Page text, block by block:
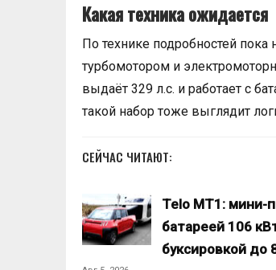
Какая техника ожидается
По технике подробностей
турбомотором и
выдаёт 329 л.с. и работает с
такой набор тоже выглядит
СЕЙЧАС ЧИТАЮТ:
Telo MT1: мини-
батареей 106
буксировкой до